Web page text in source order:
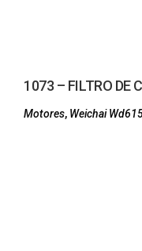
1073 – FILTRO DE
Motores, Weichai